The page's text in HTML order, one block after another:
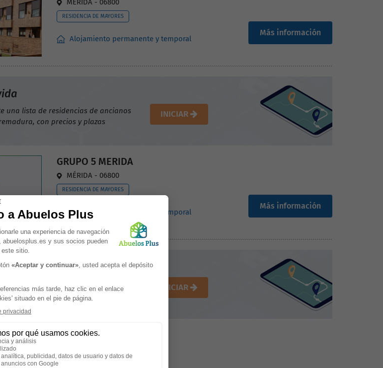
MÉRIDA - 06800
RESIDENCIA DE MAYORES
Alojamiento permanente y temporal
Más información
una lista de residencias de ancianos
con precios y plazas
INICIAR
GRUPO 5 MERIDA
MÉRIDA - 06800
RESIDENCIA DE MAYORES
Alojamiento permanente y temporal
Más información
una lista de residencias de ancianos
con precios y plazas
INICIAR